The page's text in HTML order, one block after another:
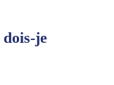
je